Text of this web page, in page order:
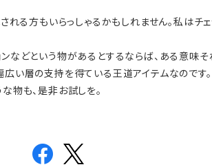
れる方もいらっしゃるかもしれません。私はチ
などという物があるとするならば、ある意味
広い層の支持を得ている王道アイテムなのです。
物も、是非お試しを。